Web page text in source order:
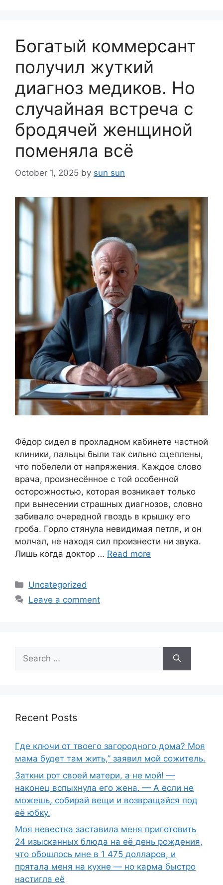
Богатый коммерсант
получил жуткий
диагноз медиков. Но
случайная встреча с
бродячей женщиной
поменяла всё
October 1, 2025 by sun sun
Фёдор сидел в прохладном кабинете частной
клиники, пальцы были так сильно сцеплены,
что побелели от напряжения. Каждое слово
врача, произнесённое с той особенной
осторожностью, которая возникает только
при вынесении страшных диагнозов, словно
забивало очередной гвоздь в крышку его
гроба. Горло стянула невидимая петля, и он
молчал, не находя сил произнести ни звука.
Лишь когда доктор … Read more
Categories
Uncategorized
Leave a comment
Search
for:
Recent Posts
Где ключи от твоего загородного дома? Моя
мама будет там жить,” заявил мой сожитель.
Заткни рот своей матери, а не мой! —
наконец вспыхнула его жена. — А если не
можешь, собирай вещи и возвращайся под
её юбку.
Моя невестка заставила меня приготовить
24 изысканных блюда на её день рождения,
что обошлось мне в 1 475 долларов, и
прятала меня на кухне — но карма быстро
настигла её